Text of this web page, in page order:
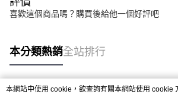
喜歡這個商品嗎？購買後給他一個好評吧
本分類熱銷全站排行
本網站中使用 cookie，欲查詢有關本網站使用 cookie